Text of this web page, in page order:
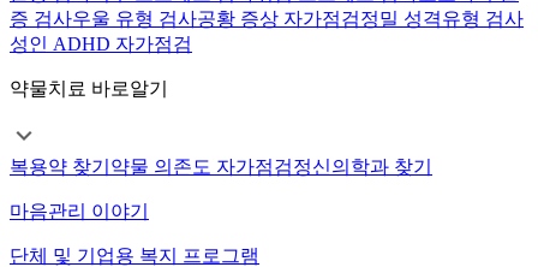
증 검사우울 유형 검사공황 증상 자가점검정밀 성격유형 검사
성인 ADHD 자가점검
약물치료 바로알기
복용약 찾기 약물 의존도 자가점검정신의학과 찾기
마음관리 이야기
단체 및 기업용 복지 프로그램